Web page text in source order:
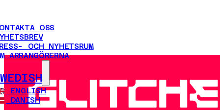
OSS
OCH NYHETSRUM
ARRANGÖRERNA
ENGLISH
DANISH